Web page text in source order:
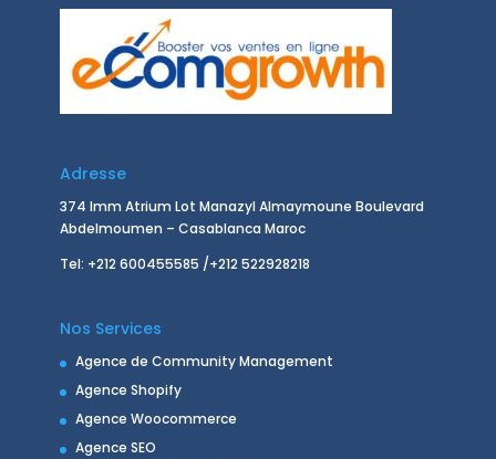
Adresse
374 Imm Atrium Lot Manazyl Almaymoune Boulevard
Abdelmoumen – Casablanca Maroc
Tel: +212 600455585 /+212 522928218
Nos Services
Agence de Community Management
Agence Shopify
Agence Woocommerce
Agence SEO